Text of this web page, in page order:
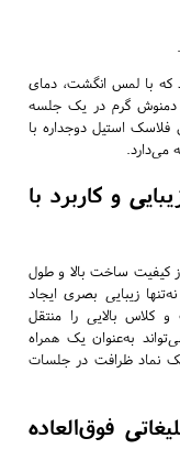
که با لمس انگشت، دمای
دمنوش گرم در یک جلسه
استیل دوجداره با
و کاربرد با
کیفیت ساخت بالا و طول
زیبایی بصری ایجاد
کلاس بالایی را منتقل
به‌عنوان یک همراه
نماد ظرافت در جلسات
فوق‌العاده